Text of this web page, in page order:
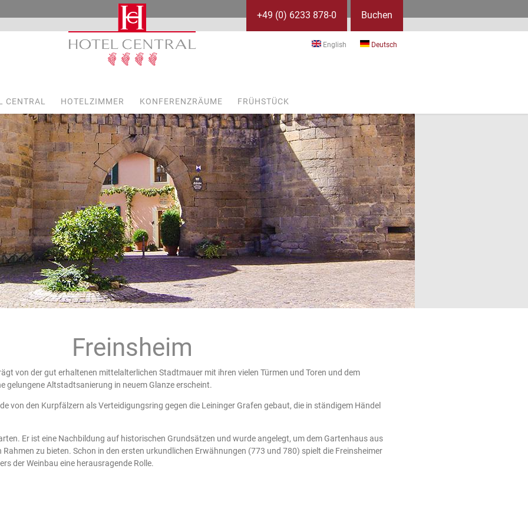
+49 (0) 6233 878-0 Buchen
English Deutsch
CENTRAL HOTELZIMMER KONFERENZRÄUME FRÜHSTÜCK
Freinsheim
von der gut erhaltenen mittelalterlichen Stadtmauer mit ihren vielen Türmen und Toren und dem
gelungene Altstadtsanierung in neuem Glanze erscheint.
von den Kurpfälzern als Verteidigungsring gegen die Leininger Grafen gebaut, die in ständigem Händel
Er ist eine Nachbildung auf historischen Grundsätzen und wurde angelegt, um dem Gartenhaus aus
zu bieten. Schon in den ersten urkundlichen Erwähnungen (773 und 780) spielt die Freinsheimer
der Weinbau eine herausragende Rolle.